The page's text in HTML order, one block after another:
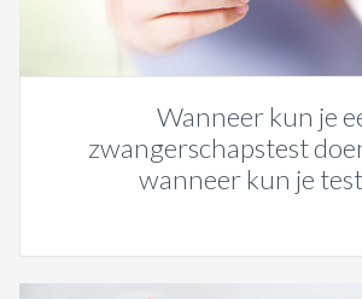
Wanneer kun je
zwangerschapstest
wanneer kun je